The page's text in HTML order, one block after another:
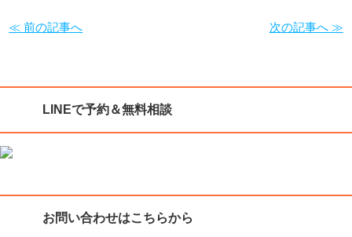
≪ 前の記事へ 次の記事へ ≫
LINEで予約＆無料相談
お問い合わせはこちらから